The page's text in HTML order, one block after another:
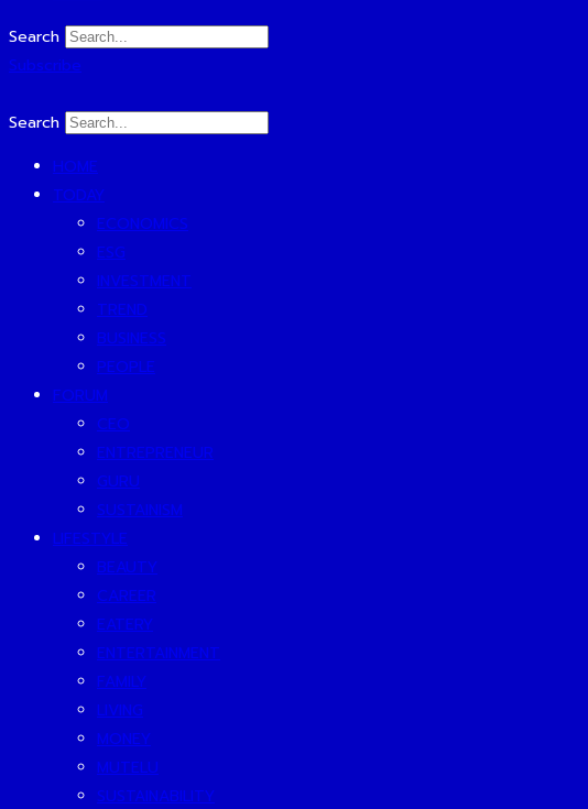
Search
Subscribe
Search
HOME
TODAY
ECONOMICS
ESG
INVESTMENT
TREND
BUSINESS
PEOPLE
FORUM
CEO
ENTREPRENEUR
GURU
SUSTAINISM
LIFESTYLE
BEAUTY
CAREER
EATERY
ENTERTAINMENT
FAMILY
LIVING
MONEY
MUTELU
SUSTAINABILITY